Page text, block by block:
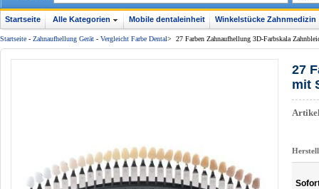
Startseite Alle Kategorien Mobile dentaleinheit Winkelstücke Zahnmedizin
Startseite - Zahnaufhellung Gerät - Vergleicht Farbe Dental> 27 Farben Zahnaufhellung 3D-Farbskala
27
mit